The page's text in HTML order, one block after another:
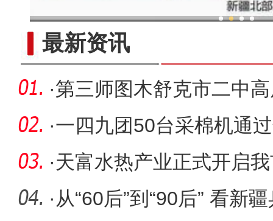
最新资讯
·第三师图木舒克市二中
后：是“
·一四九团50台采棉机通
收做好准
·天富水热产业正式开启
·从“60后”到“90后” 看新